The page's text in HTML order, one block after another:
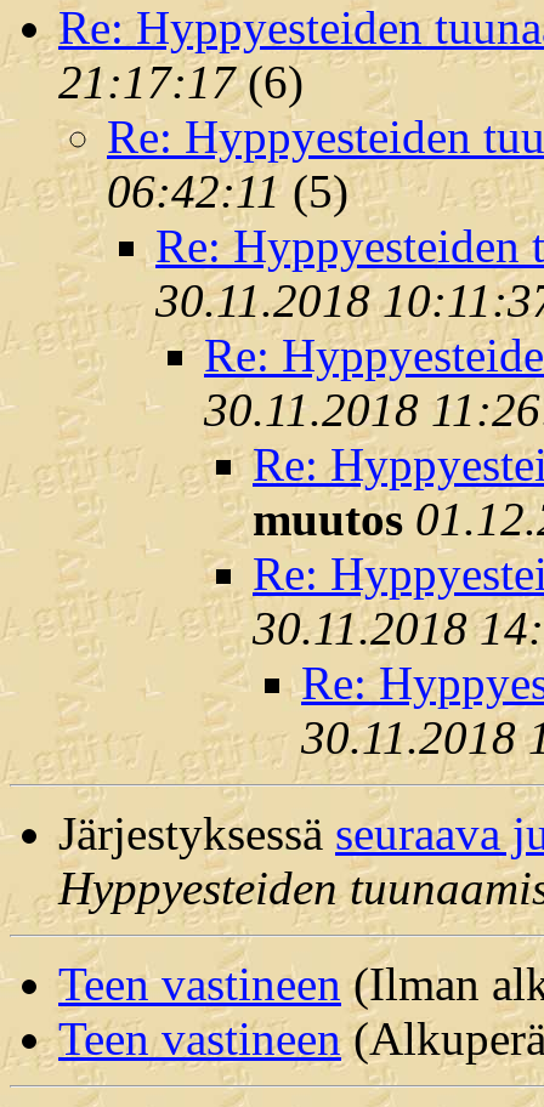
Re: Hyppyesteiden
21:17:17(6)
Re: Hyppyesteiden
06:42:11(5)
Re: Hyppyesteiden
30.11.2018
Re:
30.11.2018
Re:
muutos
Re:
30.11.2018
Re:
30.11.2018
Järjestyksessä seuraava
Hyppyesteiden
Teen vastineen (Ilman
Teen vastineen